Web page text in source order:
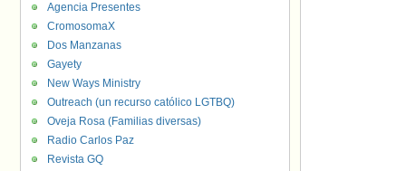
Agencia Presentes
CromosomaX
Dos Manzanas
Gayety
New Ways Ministry
Outreach (un recurso católico LGTBQ)
Oveja Rosa (Familias diversas)
Radio Carlos Paz
Revista GQ